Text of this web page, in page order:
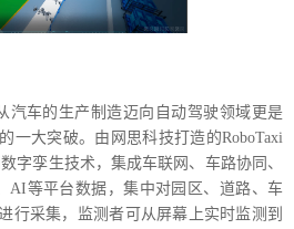
汽车的生产制造迈向自动驾驶领域更是
一大突破。由网思科技打造的RoboTaxi
字孪生技术，集成车联网、车路协同、
AI等平台数据，集中对园区、道路、车
行采集，监测者可从屏幕上实时监测到